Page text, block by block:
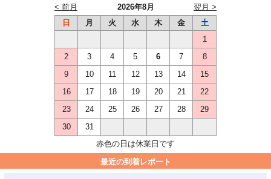
2026年8月
< 前月
翌月 >
日
月 火 水 木 金
土
1
2
3 4 5 6 7
8
9
10 11 12 13 14
15
16
17 18 19 20 21
22
23
24 25 26 27 28
29
30
31
赤色の日は休業日です
最近の到着レポート